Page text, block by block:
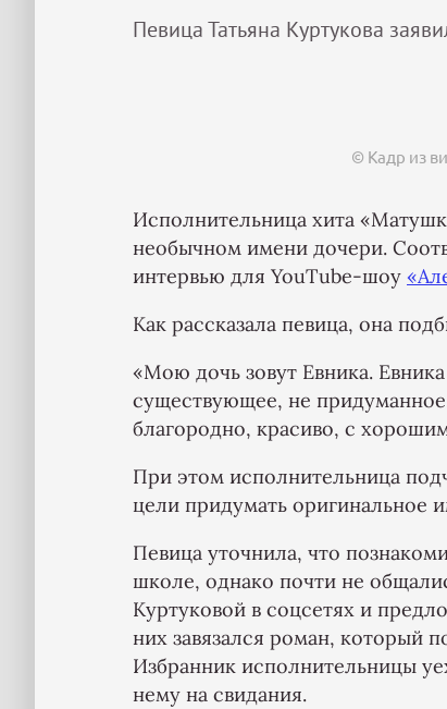
Певица Татьяна Куртукова
© Кадр из
Исполнительница хита
необычном имени дочери.
интервью для YouTube-шоу
Как рассказала певица, она
«Мою дочь зовут Евника.
существующее, не
благородно, красиво, с
При этом исполнительница
цели придумать оригинальное
Певица уточнила, что
школе, однако почти не
Куртуковой в соцсетях и
них завязался роман, который
Избранник исполнительницы
нему на свидания.